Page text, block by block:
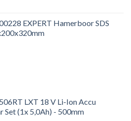
EXPERT Hamerboor SDS
LXT 18 V Li-Ion Accu
Set (1x 5,0Ah) - 500mm